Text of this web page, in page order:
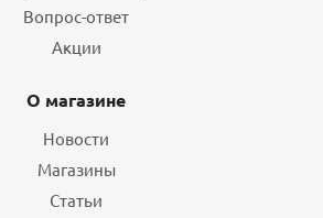
Вопрос-ответ
Акции
О магазине
Новости
Магазины
Статьи